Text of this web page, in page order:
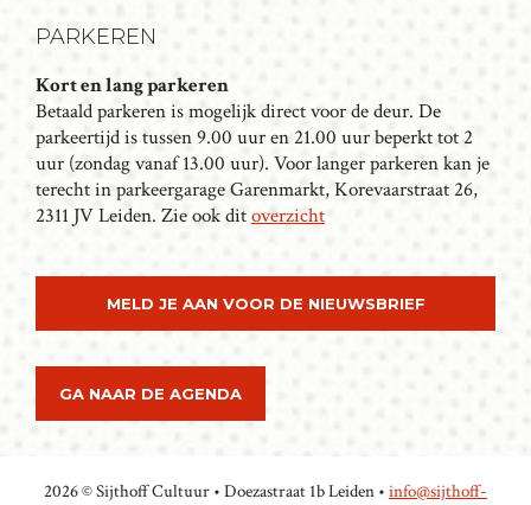
T
E
PARKEREN
Kort en lang parkeren
Betaald parkeren is mogelijk direct voor de deur. De
parkeertijd is tussen 9.00 uur en 21.00 uur beperkt tot 2
uur (zondag vanaf 13.00 uur). Voor langer parkeren kan je
terecht in parkeergarage Garenmarkt, Korevaarstraat 26,
2311 JV Leiden. Zie ook ditoverzicht
MELD JE AAN VOOR DE NIEUWSBRIEF
GA NAAR DE AGENDA
2026 © Sijthoff Cultuur • Doezastraat 1b Leiden • info@sijthoff-